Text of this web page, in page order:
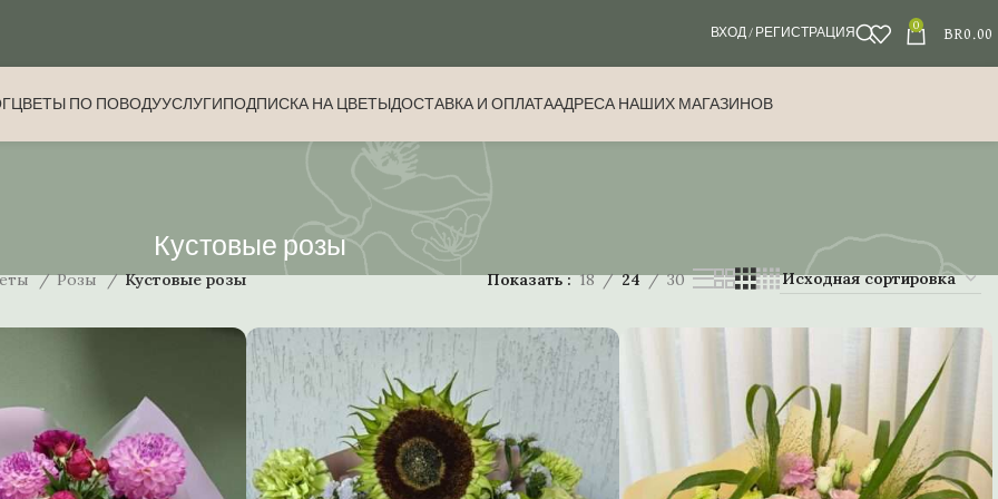
ВХОД / РЕГИСТРАЦИЯ
0
BR 0.00
ЦВЕТЫ ПО ПОВОДУУСЛУГИ ПОДПИСКА НА ЦВЕТЫ ДОСТАВКА И ОПЛАТААДРЕСА НАШИХ МАГАЗИНОВ
Кустовые розы
Розы Кустовые розы Показать 18 24 30